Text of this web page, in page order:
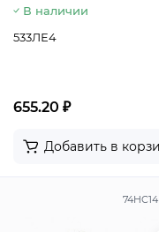
В наличии
533ЛЕ4
655.20 ₽
Добавить в